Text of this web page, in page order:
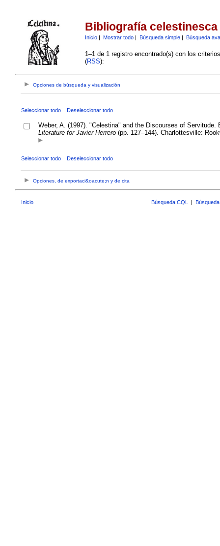
Bibliografía celestinesca
Inicio| Mostrar todo| Búsqueda simple| Búsqueda
1–1 de 1 registro encontrado(s) con los
(RSS):
Opciones de búsqueda y visualización
Seleccionar todo Deseleccionar todo
Weber, A. (1997). "Celestina" and the Discourses of
Literature for Javier Herrero(pp. 127–144). Charlottesville:
Seleccionar todo Deseleccionar todo
Opciones, de exportaci&oacute;n y de cita
Inicio Búsqueda CQL |